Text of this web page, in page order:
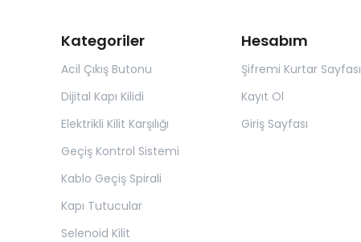
Kategoriler
Acil Çıkış Butonu
Dijital Kapı Kilidi
Elektrikli Kilit Karşılığı
Geçiş Kontrol Sistemi
Kablo Geçiş Spirali
Kapı Tutucular
Selenoid Kilit
Hesabım
Şifremi Kurtar Sayfası
Kayıt Ol
Giriş Sayfası